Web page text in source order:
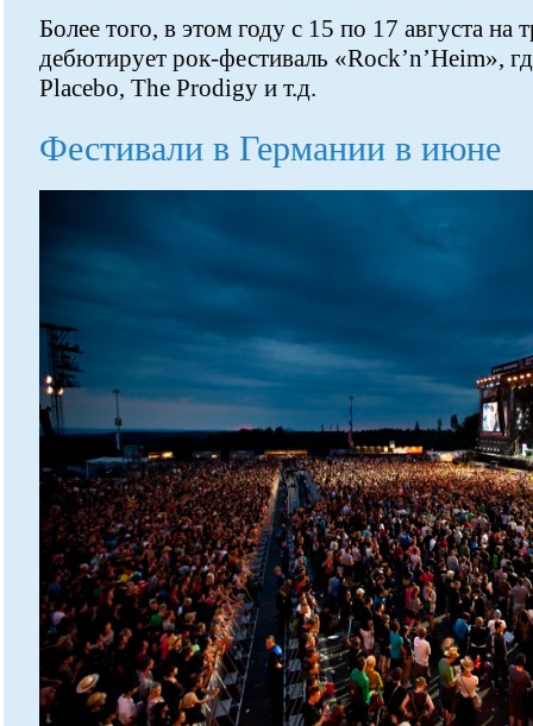
Более того, в этом году с 15 по 17 августа на
дебютирует рок-фестиваль «Rock’n’Heim»,
Placebo, The Prodigy и т.д.
Фестивали в Германии в июне